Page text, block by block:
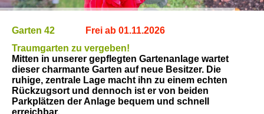
Garten 42
Frei ab 01.11.2026
Traumgarten zu vergeben!
Mitten in unserer gepflegten Gartenanlage wartet
dieser charmante Garten auf neue Besitzer. Die
ruhige, zentrale Lage macht ihn zu einem echten
Rückzugsort und dennoch ist er von beiden
Parkplätzen der Anlage bequem und schnell
erreichbar.